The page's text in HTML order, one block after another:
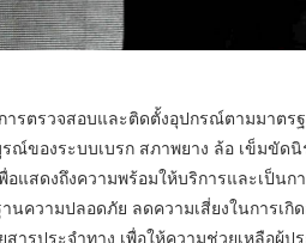
ารตรวจสอบและติดตั้งอุปกรณ์ตามมาต
ณ์ของระบบเบรก สภาพยาง ล้อ เข็มขัด
แสดงถึงความพร้อมให้บริการและเป็นก
ความปลอดภัย ลดความเสี่ยงในการเกิ
ารประจำทาง เพื่อให้ความช่วยเหลือผู้ป